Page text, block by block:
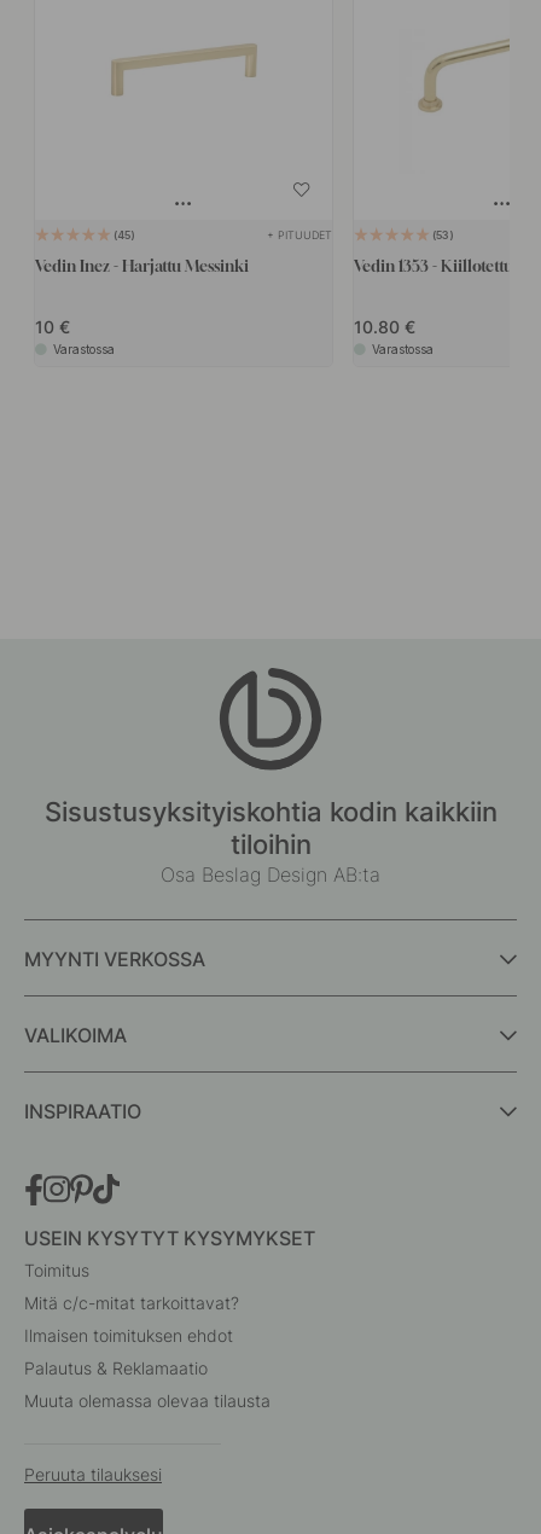
45 + PITUUDET
Vedin Inez - Harjattu Messinki
10
Varastossa
53
Vedin 1353 - Kiillotettu
10.80
Varastossa
Sisustusyksityiskohtia kodin kaikkiin
tiloihin
Osa Beslag Design AB:ta
MYYNTI VERKOSSA
VALIKOIMA
INSPIRAATIO
USEIN KYSYTYT KYSYMYKSET
Toimitus
Mitä c/c-mitat tarkoittavat?
Ilmaisen toimituksen ehdot
Palautus & Reklamaatio
Muuta olemassa olevaa tilausta
Peruuta tilauksesi